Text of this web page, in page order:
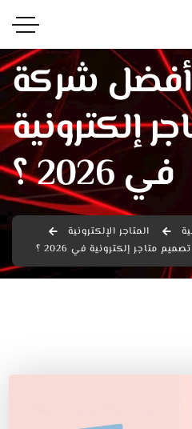
شركة
إلكترونية
في 2026 ؟
المتاجر الإلكترونية
متاجر إلكترونية في 2026 ؟